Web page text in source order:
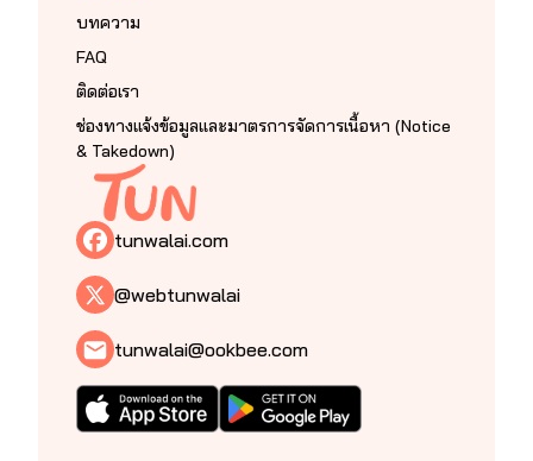
บทความ
FAQ
ติดต่อเรา
ช่องทางแจ้งข้อมูลและมาตรการจัดการเนื้อหา (Notice
& Takedown)
tunwalai.com
@webtunwalai
tunwalai@ookbee.com